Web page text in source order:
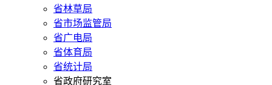
省林草局
省市场监管局
省广电局
省体育局
省统计局
省政府研究室